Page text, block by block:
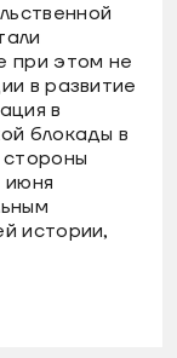
при этом не
в развитие
в
блокады в
истории,